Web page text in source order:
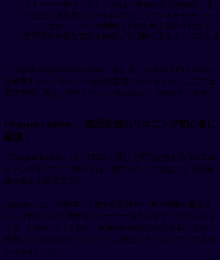
ストーリーテリング）」 では、教師が写真や挿絵、ま
たはビデオを見せてから何が起こっているかをナレーシ
ョンします。これらの教師は文法を教えるのではなく、
学習者が自然な言語を観察して理解できるように話しま
す。
「English comprehensible input」または「 English TPRS stories」
を検索すると、チャンネルが多数見つかりますが、ここでは
英語学習に導入しやすいチャンネルをいくつか紹介します。
Fingtam English — 英語学習のリスニング初心者に
最適！
「Fingtam English」は、TPRS を通じて英語を教える YouTube
チャンネルです。TPRS とは、物語を話して読むことで外国
語を教える教授法です。
Fingtam では、各動画で 1 枚から数枚の一連の画像が提示さ
れ、それについて簡単なストーリーを作ります。マウスポイ
ンタ―に色がついており、画像内の特定のものを指しながら
解説してくれるので、ビジュアル的ヒントとなってとてもわ
かりやすいです。